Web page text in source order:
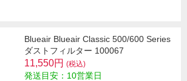
Blueair Blueair Classic 500/600 Series
ダストフィルター 100067
11,550円 (税込)
発送目安：10営業日